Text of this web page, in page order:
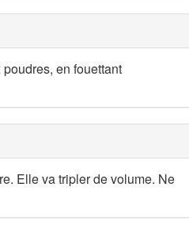
en fouettant
Elle va tripler de volume. Ne